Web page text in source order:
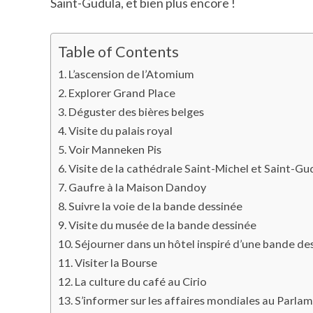
Table of Contents
L’ascension de l’Atomium
Explorer Grand Place
Déguster des bières belges
Visite du palais royal
Voir Manneken Pis
Visite de la cathédrale Saint-Michel et Saint-
Gaufre à la Maison Dandoy
Suivre la voie de la bande dessinée
Visite du musée de la bande dessinée
Séjourner dans un hôtel inspiré d’une bande
Visiter la Bourse
La culture du café au Cirio
S’informer sur les affaires mondiales au